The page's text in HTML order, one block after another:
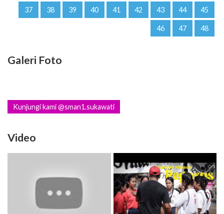
37 38 39 40 41 42 43 44 45
46 47 48
Galeri Foto
Kunjungi kami @sman1.sukawati
Video